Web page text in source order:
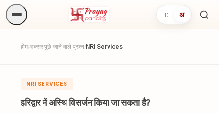
E अ
होम/अक्सर पूछे जाने वाले प्रश्न/NRI Services
NRI SERVICES
हरिद्वार में अस्थि विसर्जन किया जा सकता है?